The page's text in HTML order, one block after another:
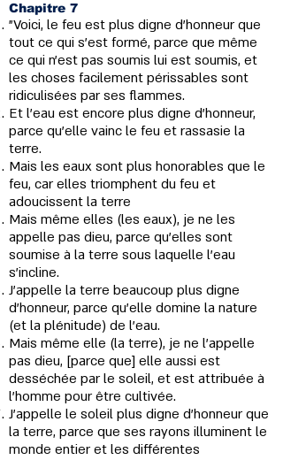
Chapitre 7
"Voici, le feu est plus digne d’honneur que
tout ce qui s’est formé, parce que même
ce qui n'est pas soumis lui est soumis, et
les choses facilement périssables sont
ridiculisées par ses flammes.
Et l’eau est encore plus digne d’honneur,
parce qu’elle vainc le feu et rassasie la
terre.
Mais les eaux sont plus honorables que le
feu, car elles triomphent du feu et
adoucissent la terre
Mais même elles (les eaux), je ne les
appelle pas dieu, parce qu’elles sont
soumise à la terre sous laquelle l’eau
s'incline.
J’appelle la terre beaucoup plus digne
d’honneur, parce qu’elle domine la nature
(et la plénitude) de l’eau.
Mais même elle (la terre), je ne l'appelle
pas dieu, [parce que] elle aussi est
desséchée par le soleil, et est attribuée à
l'homme pour être cultivée.
J’appelle le soleil plus digne d’honneur que
la terre, parce que ses rayons illuminent le
monde entier et les différentes